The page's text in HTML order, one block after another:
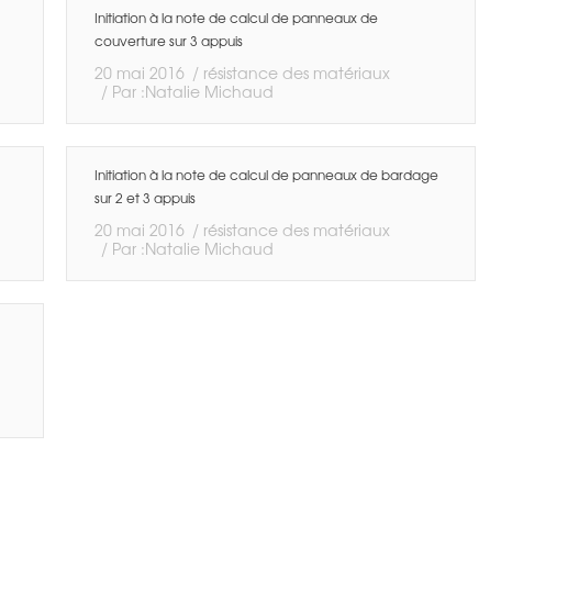
Initiation à la note de calcul de panneaux de
couverture sur 3 appuis
20 mai 2016
résistance des matériaux
Par :Natalie Michaud
Initiation à la note de calcul de panneaux de bardage
sur 2 et 3 appuis
20 mai 2016
résistance des matériaux
Par :Natalie Michaud